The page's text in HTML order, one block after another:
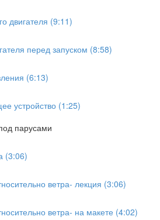
двигателя (9:11)
перед запуском (8:58)
(6:13)
устройство (1:25)
парусами
(3:06)
ветра- лекция (3:06)
ветра- на макете (4:02)